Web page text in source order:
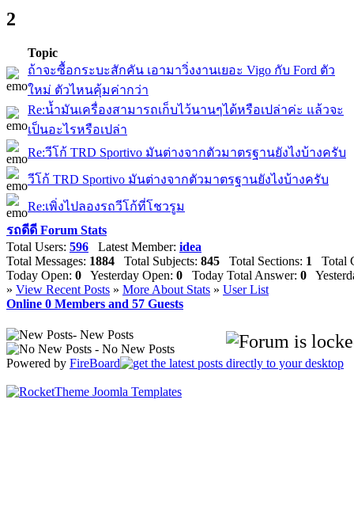
2
Topic
ถ้าจะซื้อกระบะสักคัน เอามาวิ่งงานเยอะ Vigo กับ Ford ตัว
ใหม่ ตัวไหนคุ้มค่ากว่า
Re:น้ำมันเครื่องสามารถเก็บไว้นานๆได้หรือเปล่าค่ะ แล้วจะ
เป็นอะไรหรือเปล่า
Re:วีโก้ TRD Sportivo มันต่างจากตัวมาตรฐานยังไงบ้างครับ
วีโก้ TRD Sportivo มันต่างจากตัวมาตรฐานยังไงบ้างครับ
Re:เพิ่งไปลองรถวีโก้ที่โชวรูม
รถดีดี Forum Stats
Total Users: 596 Latest Member: idea
Total Messages: 1884 Total Subjects: 845 Total Sections: 1
Total
Today Open: 0 Yesterday Open: 0 Today Total Answer: 0
» View Recent Posts » More About Stats » User List
Online 0 Members and 57 Guests
- New Posts
- No New Posts
Powered by FireBoard